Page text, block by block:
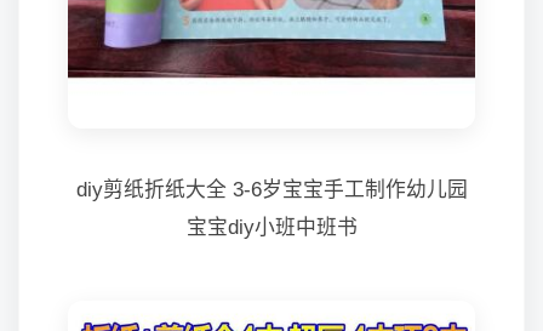
diy剪纸折纸大全 3-6岁宝宝手工制作幼儿园
宝宝diy小班中班书